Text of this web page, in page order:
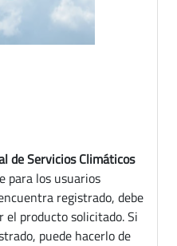
de Servicios Climáticos
para los usuarios
registrado, debe
producto solicitado. Si
puede hacerlo de